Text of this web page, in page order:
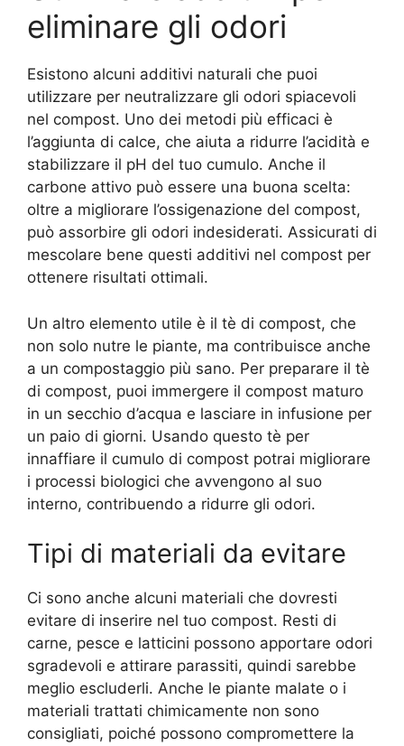
eliminare gli odori
Esistono alcuni additivi naturali che puoi
utilizzare per neutralizzare gli odori spiacevoli
nel compost. Uno dei metodi più efficaci è
l’aggiunta di calce, che aiuta a ridurre l’acidità e
stabilizzare il pH del tuo cumulo. Anche il
carbone attivo può essere una buona scelta:
oltre a migliorare l’ossigenazione del compost,
può assorbire gli odori indesiderati. Assicurati di
mescolare bene questi additivi nel compost per
ottenere risultati ottimali.
Un altro elemento utile è il tè di compost, che
non solo nutre le piante, ma contribuisce anche
a un compostaggio più sano. Per preparare il tè
di compost, puoi immergere il compost maturo
in un secchio d’acqua e lasciare in infusione per
un paio di giorni. Usando questo tè per
innaffiare il cumulo di compost potrai migliorare
i processi biologici che avvengono al suo
interno, contribuendo a ridurre gli odori.
Tipi di materiali da evitare
Ci sono anche alcuni materiali che dovresti
evitare di inserire nel tuo compost. Resti di
carne, pesce e latticini possono apportare odori
sgradevoli e attirare parassiti, quindi sarebbe
meglio escluderli. Anche le piante malate o i
materiali trattati chimicamente non sono
consigliati, poiché possono compromettere la